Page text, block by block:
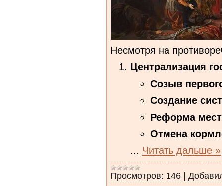
Несмотря на
Централизация
Созыв
Создание
Реформа
Отмена
... Читать дальше »
Просмотров: 146 |